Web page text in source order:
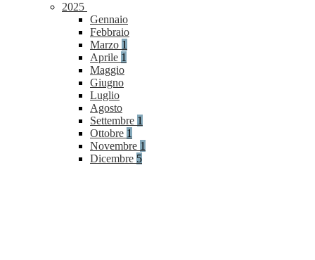
2025
Gennaio
Febbraio
Marzo 1
Aprile 1
Maggio
Giugno
Luglio
Agosto
Settembre 1
Ottobre 1
Novembre 1
Dicembre 5